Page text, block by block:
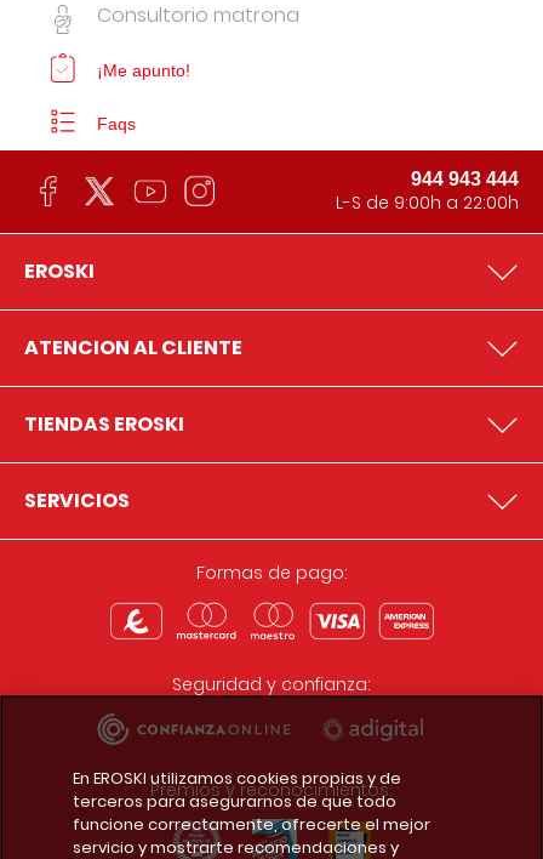
Consultorio matrona
¡Me apunto!
Faqs
944 943 444
L-S de 9:00h a 22:00h
EROSKI
ATENCION AL CLIENTE
TIENDAS EROSKI
SERVICIOS
Formas de pago:
Seguridad y confianza:
Premios y reconocimientos:
En EROSKI utilizamos cookies propias y de
terceros para asegurarnos de que todo
funcione correctamente, ofrecerte el mejor
servicio y mostrarte recomendaciones y